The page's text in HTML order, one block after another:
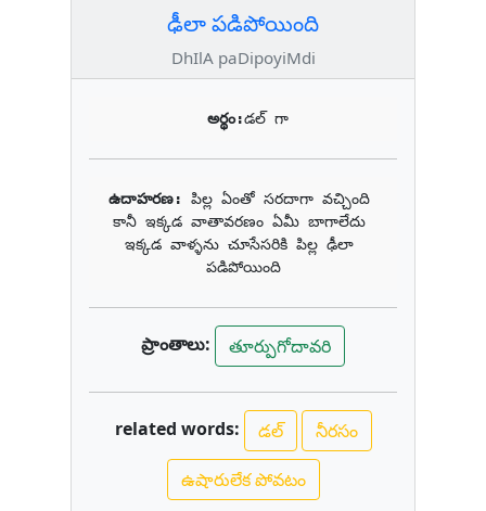
ఢీలా పడిపోయింది
DhIlA paDipoyiMdi
అర్థం:డల్ గా
ఉదాహరణ: పిల్ల ఏంతో సరదాగా వచ్చింది
కానీ ఇక్కడ వాతావరణం ఏమీ బాగాలేదు
ఇక్కడ వాళ్ళను చూసేసరికి పిల్ల ఢీలా
పడిపోయింది
ప్రాంతాలు: తూర్పుగోదావరి
related words: డల్ నీరసం
ఉషారులేక పోవటం